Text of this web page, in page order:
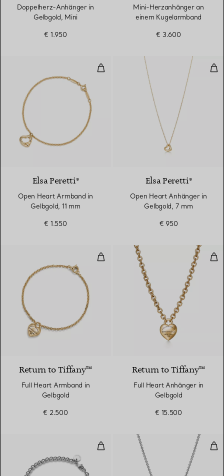
Doppelherz-Anhänger in
Gelbgold, Mini
€ 1.950
Mini-Herzanhänger an
einem Kugelarmband
€ 3.600
Open Heart Armband in
2 Materialien
Elsa Peretti®
Open Heart Armband in
Gelbgold, 11 mm
€ 1.550
Elsa Peretti®
Open Heart Anhänger in
Gelbgold, 7 mm
€ 950
Full Heart Armband in Gelbgold
2 Materialien
Return to Tiffany™
Full Heart Armband in
Gelbgold
€ 2.500
Return to Tiffany™
Full Heart Anhänger in
Gelbgold
€ 15.500
Kugelarmband mit